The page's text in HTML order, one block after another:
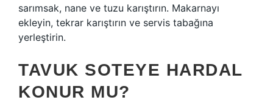
sarımsak, nane ve tuzu karıştırın. Makarnayı
ekleyin, tekrar karıştırın ve servis tabağına
yerleştirin.
TAVUK SOTEYE HARDAL
KONUR MU?